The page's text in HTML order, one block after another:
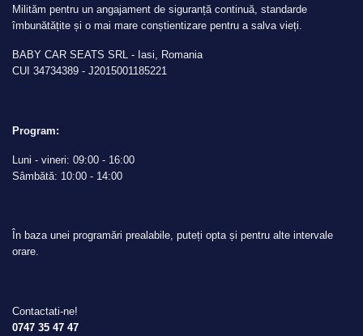
Milităm pentru un angajament de siguranță continuă, standarde
îmbunătățite și o mai mare conștientizare pentru a salva vieți.
BABY CAR SEATS SRL - Iasi, Romania
CUI 34734389 - J2015001185221
Program:
Luni - vineri: 09:00 - 16:00
Sâmbătă: 10:00 - 14:00
În baza unei programări prealabile, puteți opta și pentru alte intervale
orare.
Contactati-ne!
0747 35 47 47